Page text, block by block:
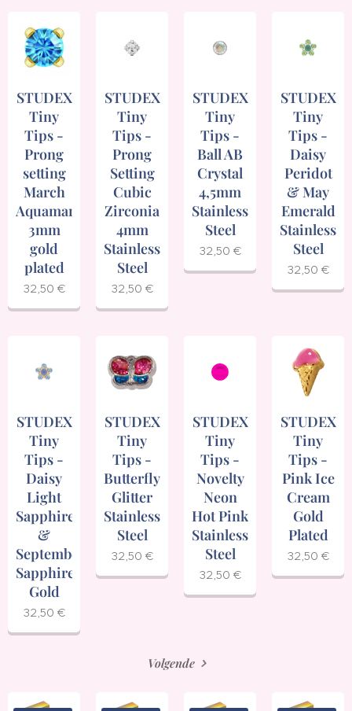
STUDEX
Tiny
Tips -
Prong
setting
March
Aquamarine
3mm
gold
plated
32,50 €
STUDEX
Tiny
Tips -
Prong
Setting
Cubic
Zirconia
4mm
Stainless
Steel
32,50 €
STUDEX
Tiny
Tips -
Ball AB
Crystal
4,5mm
Stainless
Steel
32,50 €
STUDEX
Tiny
Tips -
Daisy
Peridot
& May
Emerald
Stainless
Steel
32,50 €
STUDEX
Tiny
Tips -
Daisy
Light
Sapphire
&
September
Sapphire
Gold
32,50 €
STUDEX
Tiny
Tips -
Butterfly
Glitter
Stainless
Steel
32,50 €
STUDEX
Tiny
Tips -
Novelty
Neon
Hot Pink
Stainless
Steel
32,50 €
STUDEX
Tiny
Tips -
Pink Ice
Cream
Gold
Plated
32,50 €
Volgende